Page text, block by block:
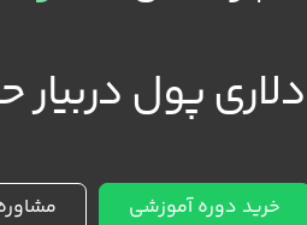
پول
خرید دوره آموزشی